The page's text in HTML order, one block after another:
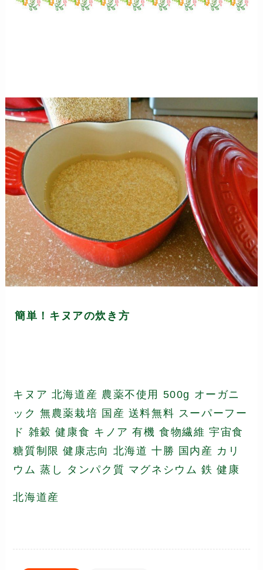
簡単！キヌアの炊き方
キヌア 北海道産 農薬不使用 500g オーガニ
ック 無農薬栽培 国産 送料無料 スーパーフー
ド 雑穀 健康食 キノア 有機 食物繊維 宇宙食
糖質制限 健康志向 北海道 十勝 国内産 カリ
ウム 蒸し タンパク質 マグネシウム 鉄 健康
北海道産